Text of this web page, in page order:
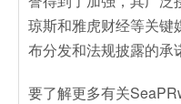
琼斯和雅虎财经等关键
布分发和法规披露的承
要了解更多有关